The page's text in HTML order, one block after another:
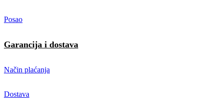
Posao
Garancija i dostava
Način plaćanja
Dostava